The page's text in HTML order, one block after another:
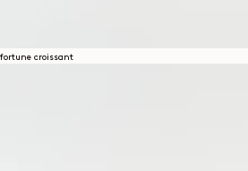
fortune croissant